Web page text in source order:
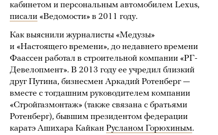
кабинетом и персональным автомобилем Lexus,
писали «Ведомости» в 2011 году.
Как выяснили журналисты «Медузы»
и «Настоящего времени», до недавнего времени
Фаассен работал в строительной компании «РГ-
Девелопмент». В 2013 году ее учредил близкий
друг Путина, бизнесмен Аркадий Ротенберг —
вместе с тогдашним руководителем компании
«Стройгазмонтаж» (также связана с братьями
Ротенберг), бывшим президентом федерации
каратэ Ашихара Кайкан Русланом Горюхиным.